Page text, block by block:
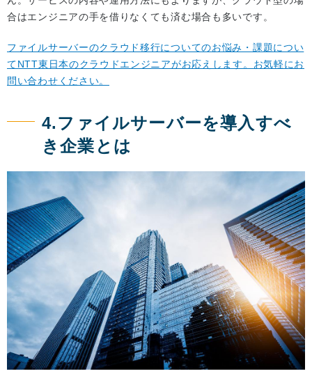
合はエンジニアの手を借りなくても済む場合も多いです。
ファイルサーバーのクラウド移行についてのお悩み・課題につい
てNTT東日本のクラウドエンジニアがお応えします。お気軽にお
問い合わせください。
4.ファイルサーバーを導入すべ
き企業とは